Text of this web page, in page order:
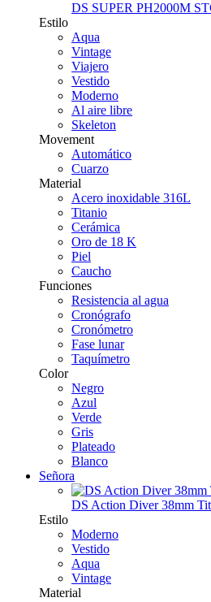
DS SUPER PH2000M
Estilo
Aqua
Vintage
Viajero
Vestido
Moderno
Al aire libre
Skeleton
Movement
Automático
Cuarzo
Material
Acero inoxidable 316L
Titanio
Cerámica
Oro de 18 K
Piel
Caucho
Funciones
Resistencia al agua
Cronógrafo
Cronómetro
Fase lunar
Taquímetro
Color
Negro
Azul
Verde
Gris
Plateado
Blanco
Señora
DS Action Diver 38mm
Estilo
Moderno
Vestido
Aqua
Vintage
Material